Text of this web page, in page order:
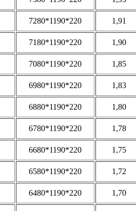
7280*1190*220 1,91
7180*1190*220 1,90
7080*1190*220 1,85
6980*1190*220 1,83
6880*1190*220 1,80
6780*1190*220 1,78
6680*1190*220 1,75
6580*1190*220 1,72
6480*1190*220 1,70